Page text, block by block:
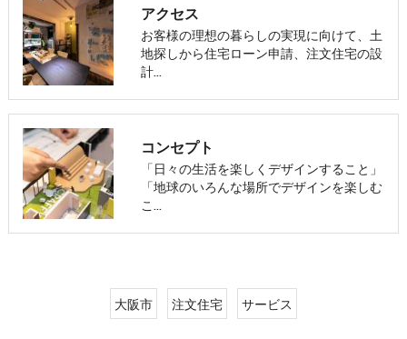
アクセス
お客様の理想の暮らしの実現に向けて、土
地探しから住宅ローン申請、注文住宅の設
計…
コンセプト
「日々の生活を楽しくデザインすること」
「地球のいろんな場所でデザインを楽しむ
こ…
大阪市 注文住宅 サービス